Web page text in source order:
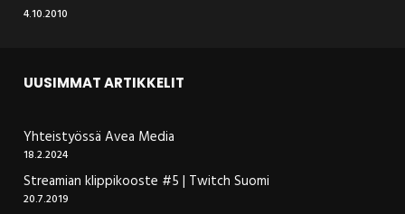
4.10.2010
UUSIMMAT ARTIKKELIT
Yhteistyössä Avea Media
18.2.2024
Streamian klippikooste #5 | Twitch Suomi
20.7.2019